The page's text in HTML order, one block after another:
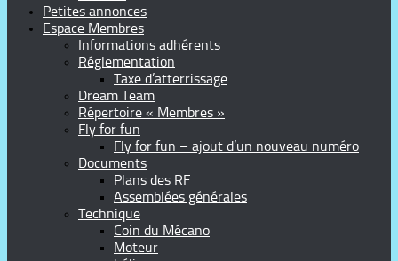
Petites annonces
Espace Membres
Informations adhérents
Réglementation
Taxe d’atterrissage
Dream Team
Répertoire « Membres »
Fly for fun
Fly for fun – ajout d’un nouveau numéro
Documents
Plans des RF
Assemblées générales
Technique
Coin du Mécano
Moteur